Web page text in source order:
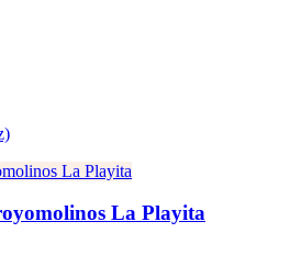
La Playita